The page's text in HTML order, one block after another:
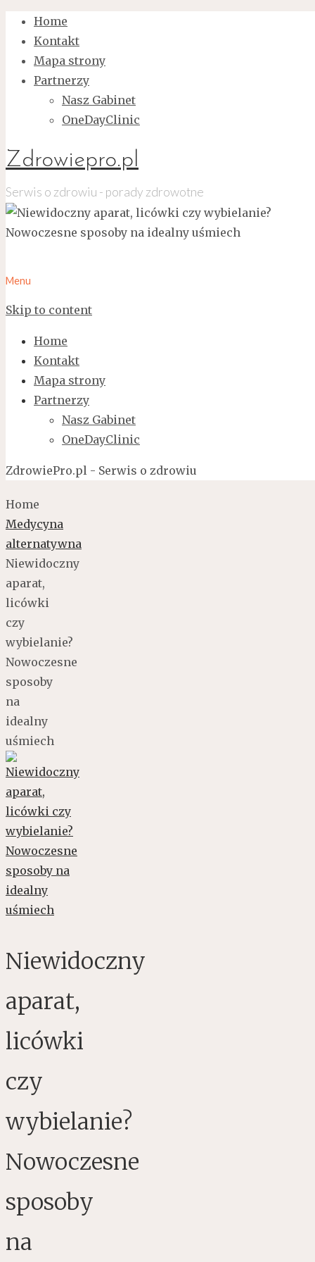
Home
Kontakt
Mapa strony
Partnerzy
Nasz Gabinet
OneDayClinic
Zdrowiepro.pl
Serwis o zdrowiu - porady zdrowotne
Menu
Skip to content
Home
Kontakt
Mapa strony
Partnerzy
Nasz Gabinet
OneDayClinic
ZdrowiePro.pl - Serwis o zdrowiu
Home
Medycyna
alternatywna
Niewidoczny
aparat,
licówki
czy
wybielanie?
Nowoczesne
sposoby
na
idealny
uśmiech
Niewidoczny
aparat,
licówki
czy
wybielanie?
Nowoczesne
sposoby
na